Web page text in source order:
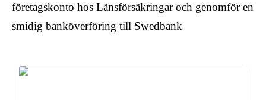
företagskonto hos Länsförsäkringar och genomför en
smidig banköverföring till Swedbank